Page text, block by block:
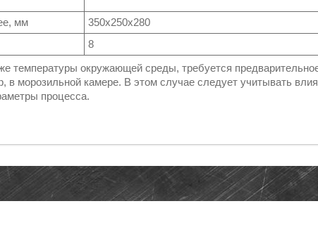
мм
350х250х280
8
температуры окружающей среды, требуется
в морозильной камере. В этом случае следует учитывать
процесса.